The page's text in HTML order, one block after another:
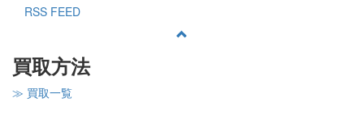
RSS FEED
買取方法
≫ 買取一覧